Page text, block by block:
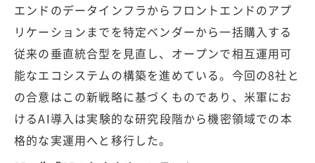
エンドのデータインフラからフロントエンドのアプ
リケーションまでを特定ベンダーから一括購入する
従来の垂直統合型を見直し、オープンで相互運用可
能なエコシステムの構築を進めている。今回の8社と
の合意はこの新戦略に基づくものであり、米軍にお
けるAI導入は実験的な研究段階から機密領域での本
格的な実運用へと移行した。